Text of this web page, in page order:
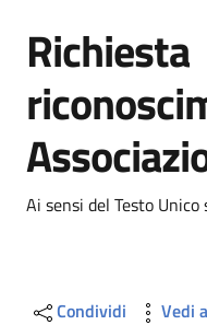
Richiesta
Dettagli
Ai sensi del Testo
Condividi Vedi